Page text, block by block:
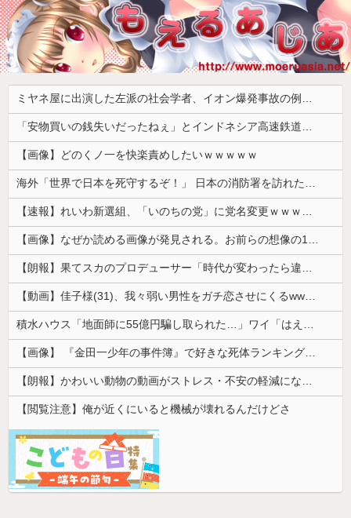
ミヤネ屋に出演した左派の社会学者、イオン爆発事故の例のテナントに理解を示して……
「安物買いの銭失いだったねぇ」とインドネシア高速鉄道の最終処分に日本側騒然、国家予算は使わないというと何が財源なんだ？
【画像】どのくノ一を快楽責めしたいｗｗｗｗｗ
海外「世界で日本を死守するぞ！」 日本の消防署を訪れたちびっ子集団が世界をメロメロに
【速報】れいわ新選組、「いのちの党」に党名変更ｗｗｗｗｗｗ
【画像】なぜか読める画像が発見される。お前らの想像の10倍読めるｗｗｗｗ
【朗報】果てスカのプロデューサー「時代が変わったら違う評価もされるんじゃないか」
【動画】佳子様(31)、我々弱い男性をガチ恋させにくるwwwwwww 【Pickup05164714】
積水ハウス「地面師に55億円騙し取られた…」ワイ「はえーかわいそう…会社滅茶苦茶やろなぁ」→
【画像】 『金田一少年の事件簿』で好きな死体ランキング１位がこちら！
【朗報】かわいい動物の動画がストレス・不安の軽減になる可能性。英大学の研究で実証
【閲覧注意】俺が近くにいると機械が壊れるんだけどさ